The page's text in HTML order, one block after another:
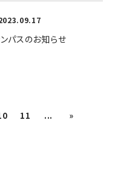
パスのお知らせ
11 ... »